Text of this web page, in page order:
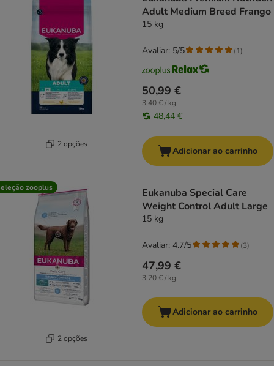
2 opções
Adult Medium Breed Frango
15 kg
50,99 €
3,40 € / kg
48,44 €
Avaliar: 5/5 (1)
Adicionar ao carrinho
zooplus
2 opções
Eukanuba Special Care
Weight Control Adult Large
15 kg
47,99 €
3,20 € / kg
Avaliar: 4.7/5 (3)
Adicionar ao carrinho